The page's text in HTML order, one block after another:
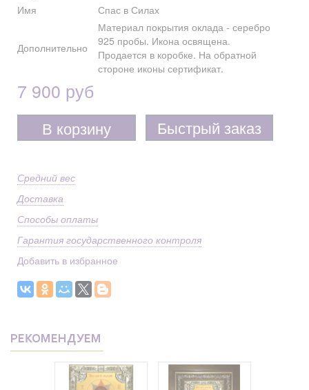
Имя
Спас в Силах
Дополнительно
Материал покрытия оклада - серебро
925 пробы. Икона освящена.
Продается в коробке. На обратной
стороне иконы сертификат.
7 900 руб
В корзину Быстрый заказ
Средний вес
Доставка
Способы оплаты
Гарантия государственного контроля
Добавить в избранное
РЕКОМЕНДУЕМ